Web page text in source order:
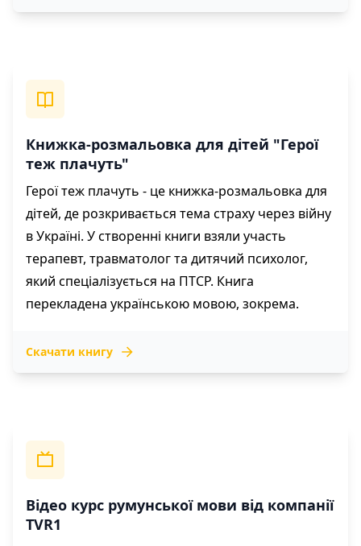
Книжка-розмальовка для дітей "Герої
теж плачуть"
Герої теж плачуть - це книжка-розмальовка для
дітей, де розкривається тема страху через війну
в Україні. У створенні книги взяли участь
терапевт, травматолог та дитячий психолог,
який спеціалізується на ПТСР. Книга
перекладена українською мовою, зокрема.
Скачати книгу
Відео курс румунської мови від компанії
TVR1